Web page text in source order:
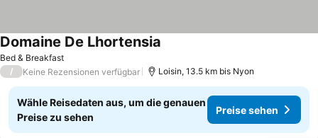
Bed & Breakfast
Domaine De Lhortensia
/ Keine Rezensionen verfügbar Loisin, 13.5 km bis Nyon
Wähle Reisedaten aus, um die genauen
Preise zu sehen
Preise sehen